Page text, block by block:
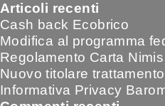
for:
Articoli recenti
Cash back Ecobrico
Modifica al programma
Regolamento Carta
Nuovo titolare
Informativa Privacy